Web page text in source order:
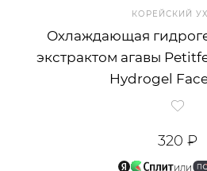
КОРЕЙСКИЙ
Охлаждающая
экстрактом агавы
Hydrogel
320 ₽
или